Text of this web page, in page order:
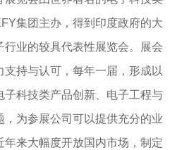
集团主办，得到印度政府的大
行业的较具代表性展览会。展会
持与认可，每年一届，形成以
子科技类产品创新、电子工程与
为参展公司可以提供充分的业
年来大幅度开放国内市场，制定